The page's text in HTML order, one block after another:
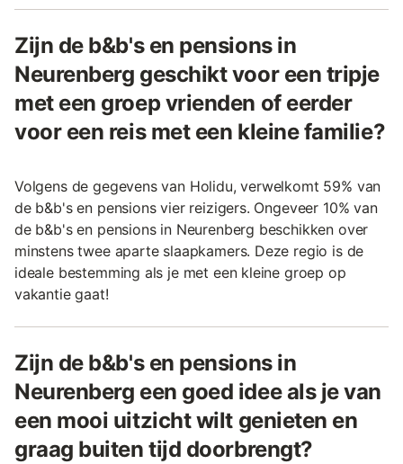
Zijn de b&b's en pensions in
Neurenberg geschikt voor een tripje
met een groep vrienden of eerder
voor een reis met een kleine familie?
Volgens de gegevens van Holidu, verwelkomt 59% van
de b&b's en pensions vier reizigers. Ongeveer 10% van
de b&b's en pensions in Neurenberg beschikken over
minstens twee aparte slaapkamers. Deze regio is de
ideale bestemming als je met een kleine groep op
vakantie gaat!
Zijn de b&b's en pensions in
Neurenberg een goed idee als je van
een mooi uitzicht wilt genieten en
graag buiten tijd doorbrengt?